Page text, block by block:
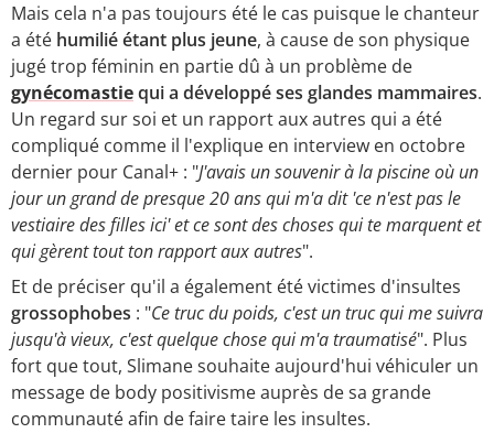
Mais cela n'a pas toujours été le cas puisque le chanteur
a été humilié étant plus jeune, à cause de son physique
jugé trop féminin en partie dû à un problème de
gynécomastiequi a développé ses glandes mammaires.
Un regard sur soi et un rapport aux autres qui a été
compliqué comme il l'explique en interview en octobre
dernier pour Canal+ : "J'avais un souvenir à la piscine où un
jour un grand de presque 20 ans qui m'a dit 'ce n'est pas le
vestiaire des filles ici' et ce sont des choses qui te marquent et
qui gèrent tout ton rapport aux autres".
Et de préciser qu'il a également été victimes d'insultes
grossophobes : "Ce truc du poids, c'est un truc qui me suivra
jusqu'à vieux, c'est quelque chose qui m'a traumatisé". Plus
fort que tout, Slimane souhaite aujourd'hui véhiculer un
message de body positivisme auprès de sa grande
communauté afin de faire taire les insultes.